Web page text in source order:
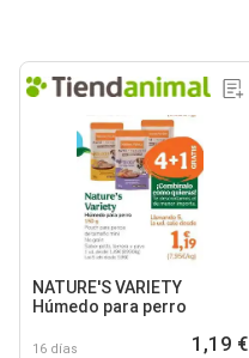
NATURE'S VARIETY
Húmedo para perro
16 días 1,19 €